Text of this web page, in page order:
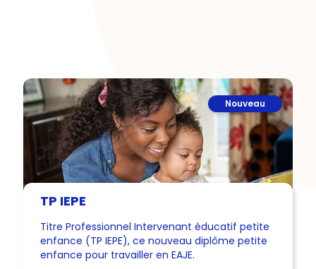
Nouveau
TP IEPE
Titre Professionnel Intervenant éducatif petite
enfance (TP IEPE), ce nouveau diplôme petite
enfance pour travailler en EAJE.